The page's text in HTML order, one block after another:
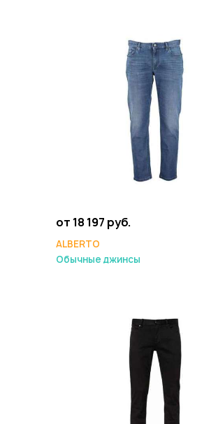
от 18 197 руб.
ALBERTO
Обычные джинсы